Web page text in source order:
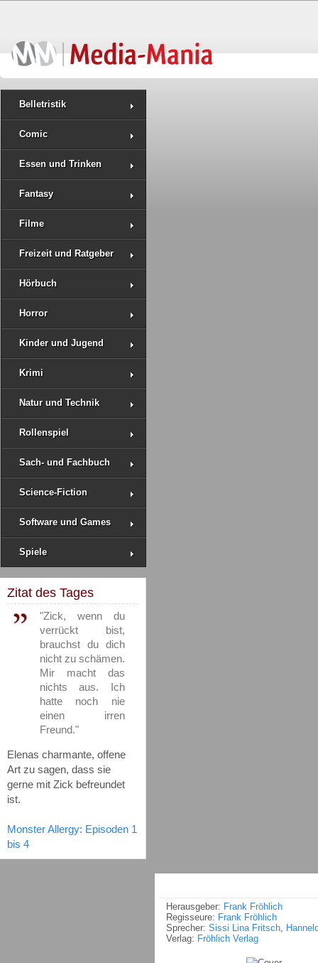
Belletristik
Comic
Essen und Trinken
Fantasy
Filme
Freizeit und Ratgeber
Hörbuch
Horror
Kinder und Jugend
Krimi
Natur und Technik
Rollenspiel
Sach- und Fachbuch
Science-Fiction
Software und Games
Spiele
Zitat des Tages
"Zick, wenn du
verrückt bist,
brauchst du dich
nicht zu schämen.
Mir macht das
nichts aus. Ich
hatte noch nie
einen irren
Freund."
Elenas charmante, offene
Art zu sagen, dass sie
gerne mit Zick befreundet
ist.
Monster Allergy: Episoden 1
bis 4
Herausgeber: Frank Fröhlich
Regisseure: Frank Fröhlich
Sprecher: Sissi Lina Fritsch,
Verlag: Fröhlich Verlag